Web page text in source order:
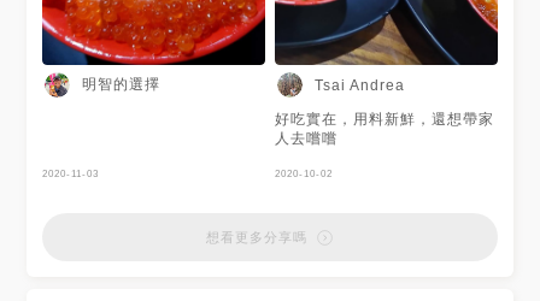
明智的選擇
2020-11-03
Tsai Andrea
好吃實在，用料新鮮，還想帶家
人去嚐嚐
2020-10-02
想看更多分享嗎